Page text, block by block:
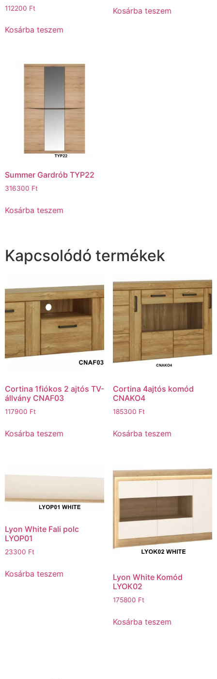
112200 Ft
Kosárba teszem
Kosárba teszem
Summer Gardrób TYP22
316300 Ft
Kosárba teszem
Kapcsolódó termékek
Cortina 1fiókos 2 ajtós TV-
állvány CNAF03
117900 Ft
Kosárba teszem
Cortina 4ajtós komód
CNAKO4
185300 Ft
Kosárba teszem
Lyon White Fali polc
LYOP01
23300 Ft
Kosárba teszem
Lyon White Komód
LYOK02
175800 Ft
Kosárba teszem